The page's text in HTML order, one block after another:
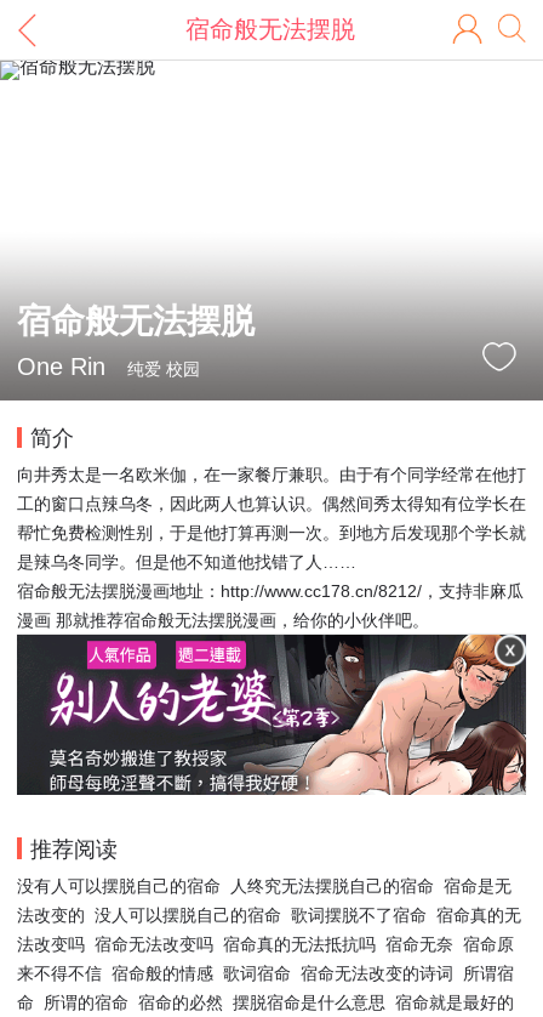
宿命般无法摆脱
宿命般无法摆脱
One Rin 纯爱 校园
简介
向井秀太是一名欧米伽，在一家餐厅兼职。由于有个同学经常在他打
工的窗口点辣乌冬，因此两人也算认识。偶然间秀太得知有位学长在
帮忙免费检测性别，于是他打算再测一次。到地方后发现那个学长就
是辣乌冬同学。但是他不知道他找错了人……
宿命般无法摆脱漫画地址：http://www.cc178.cn/8212/，支持非麻瓜
漫画 那就推荐宿命般无法摆脱漫画，给你的小伙伴吧。
推荐阅读
没有人可以摆脱自己的宿命 人终究无法摆脱自己的宿命 宿命是无
法改变的 没人可以摆脱自己的宿命 歌词摆脱不了宿命 宿命真的无
法改变吗 宿命无法改变吗 宿命真的无法抵抗吗 宿命无奈 宿命原
来不得不信 宿命般的情感 歌词宿命 宿命无法改变的诗词
所谓宿
命
所谓的宿命 宿命的必然 摆脱宿命是什么意思 宿命就是最好的